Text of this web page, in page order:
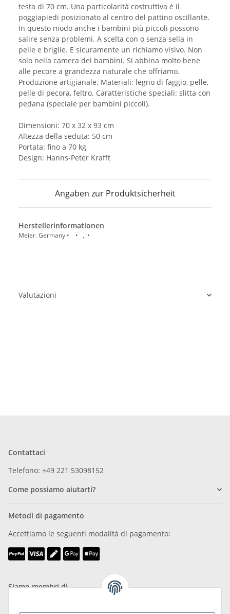
testa di 70 cm. Una particolarità costruttiva è il
poggiapiedi posizionato al centro del pattino oscillante.
In questo modo anche i bambini più piccoli possono
salire senza problemi. A scelta con o senza sella in
pelle e briglie. E sicuramente un richiamo visivo. Non
solo nella camera dei bambini. Si abbina molto bene
alle pecore a grandezza naturale che offriamo.
Produzione artigianale. Materiali: legno di faggio, pelle,
pelle di pecora, feltro. Caratteristiche speciali: slitta con
pedana (speciale per bambini piccoli).
Dimensioni: 70 x 32 x 93 cm
Altezza della seduta: 50 cm
Portata: fino a 70 kg
Design: Hanns-Peter Krafft
Angaben zur Produktsicherheit
Herstellerinformationen
Meier. Germany • • , •
Valutazioni
Contattaci
Telefono: +49 221 53098152
Come possiamo aiutarti?
Metodi di pagamento
Accettiamo le seguenti modalità di pagamento:
Siamo membri di